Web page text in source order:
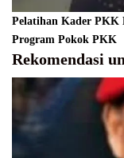
Pelatihan Kader PKK
Program Pokok PKK
Rekomendasi